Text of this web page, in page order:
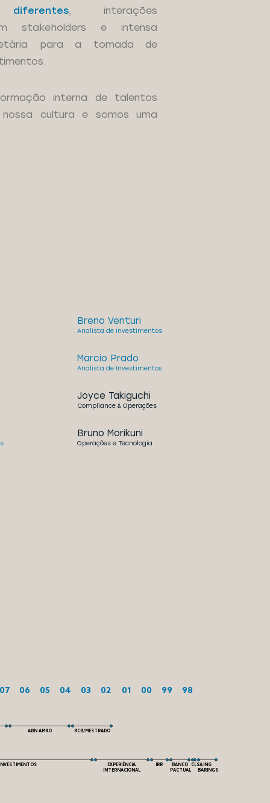
, interações
stakeholders e intensa
para a tomada de
interna de talentos
cultura e somos uma
Breno Venturi
Analista de Investimentos
Marcio Prado
Analista de Investimentos
Joyce Takiguchi
Compliance & Operações
Bruno Morikuni
Operações e Tecnologia
07 06 05 04 03 02 01 00 99 98
ABN AMRO BCB/MESTRADO
EXPERIÊNCIA
INTERNACIONAL
IRR
BANCO
PACTUAL
CLSA ING
BARINGS